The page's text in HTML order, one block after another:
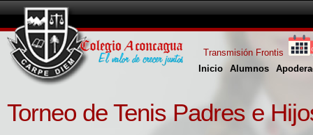
Inicio Alumnos
Transmisión Frontis
Torneo de Tenis Padres e